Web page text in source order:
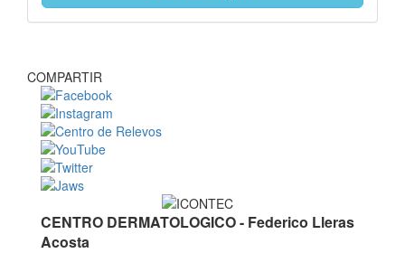
COMPARTIR
CENTRO DERMATOLOGICO - Federico Lleras
Acosta